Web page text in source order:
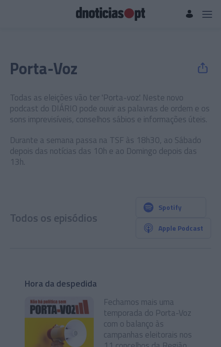
Porta-Voz
Todas as eleições vão ter 'Porta-voz'. Neste novo
podcast do DIÁRIO pode ouvir as palavras de ordem e os
sons imprevisíveis, conselhos sábios e informações úteis.
Durante a semana passa na TSF às 18h30, ao Sábado
depois das notícias das 10h e ao Domingo depois das
13h.
Todos os episódios
Spotify
Apple Podcast
Hora da despedida
Fechamos mais uma
temporada do Porta-Voz
com o balanço às
campanhas eleitorais nos